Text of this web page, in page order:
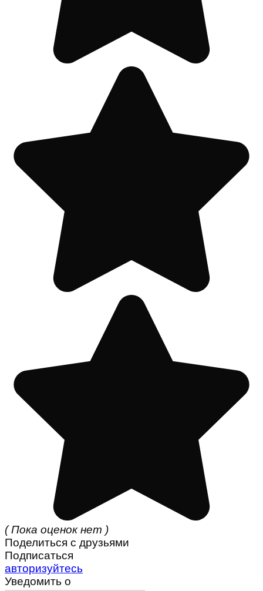
( Пока оценок нет )
Поделиться с друзьями
Подписаться
авторизуйтесь
Уведомить о